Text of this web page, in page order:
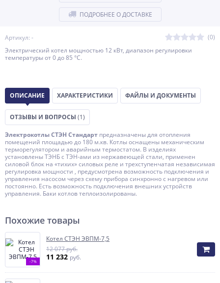
Артикул: -
(0)
Электрический котел мощностью 12 кВт, диапазон регулировки
температуры от 0 до 85 °С.
ПОДРОБНЕЕ О ДОСТАВКЕ
ОПИСАНИЕ ХАРАКТЕРИСТИКИ ФАЙЛЫ И ДОКУМЕНТЫ
ОТЗЫВЫ И ВОПРОСЫ (1)
Электрокотлы СТЭН Стандарт предназначены для отопления
помещений площадью до 180 м.кв. Котлы оснащены механическим
терморегулятором и аварийным термостатом. В изделиях
установлены ТЭНБ с ТЭН-ами из нержавеющей стали, применен
силовой блок на «тихих» силовых реле и трехступенчатая независимая
регулировка мощности , предусмотрена возможность подключения и
управления насосом через схему прибора синхронно с нагревом или
постоянно. Есть возможность подключения внешних устройств
управления. Баки котлов теплоизолированы.
Похожие товары
-7%
Котел СТЭН ЭВПМ-7,5
12 077 руб.
11 232 руб.